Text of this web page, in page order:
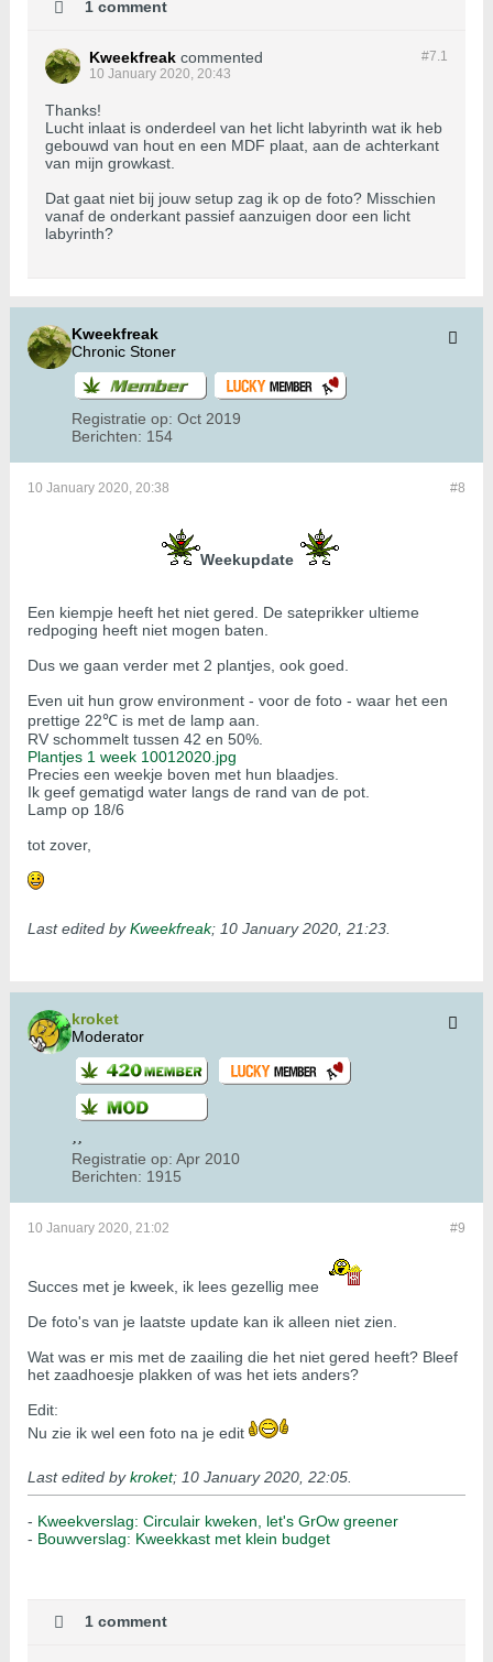
1 comment
#7.1
Kweekfreak commented
10 January 2020, 20:43
Thanks!
Lucht inlaat is onderdeel van het licht labyrinth wat ik heb
gebouwd van hout en een MDF plaat, aan de achterkant
van mijn growkast.
Dat gaat niet bij jouw setup zag ik op de foto? Misschien
vanaf de onderkant passief aanzuigen door een licht
labyrinth?
Kweekfreak
Chronic Stoner
Registratie op: Oct 2019
Berichten: 154
#8
10 January 2020, 20:38
Weekupdate
Een kiempje heeft het niet gered. De sateprikker ultieme
redpoging heeft niet mogen baten.
Dus we gaan verder met 2 plantjes, ook goed.
Even uit hun grow environment - voor de foto - waar het een
prettige 22℃ is met de lamp aan.
RV schommelt tussen 42 en 50%.
Plantjes 1 week 10012020.jpg
Precies een weekje boven met hun blaadjes.
Ik geef gematigd water langs de rand van de pot.
Lamp op 18/6
tot zover,
Last edited byKweekfreak; 10 January 2020, 21:23
kroket
Moderator
Registratie op: Apr 2010
Berichten: 1915
#9
10 January 2020, 21:02
Succes met je kweek, ik lees gezellig mee
De foto's van je laatste update kan ik alleen niet zien.
Wat was er mis met de zaailing die het niet gered heeft? Bleef
het zaadhoesje plakken of was het iets anders?
Edit:
Nu zie ik wel een foto na je edit
Last edited bykroket; 10 January 2020, 22:05
- Kweekverslag: Circulair kweken, let's GrOw greener
- Bouwverslag: Kweekkast met klein budget
1 comment